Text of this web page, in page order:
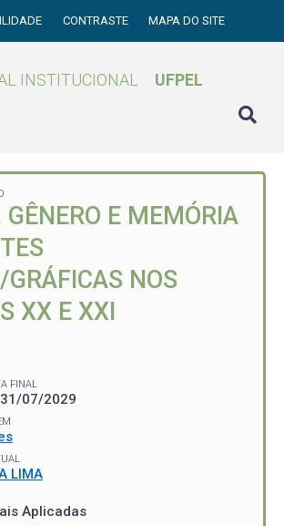
CONTRASTE MAPA DO SITE
INSTITUCIONAL UFPEL
GÊNERO E MEMÓRIA
NOS
XX E XXI
FINAL
07/2029
LIMA
Aplicadas